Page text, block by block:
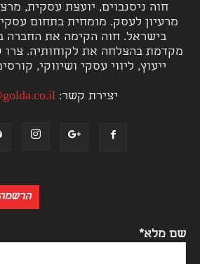
חוה ניסנבוים, יועצת עסקית,
מרעיון לעסק. מומחית בתחום
מקדמת בהצלחה את לקוחותיה. צרו
ייעוץ, ליווי עסקי ושיווקי,
יצירת קשר:
הרשמה
שם מלא*